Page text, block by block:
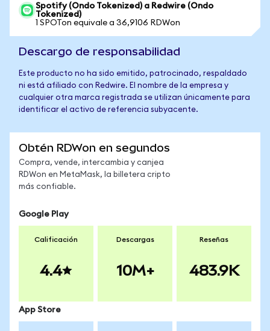
Spotify (Ondo Tokenized) a Redwire (Ondo
Tokenized)
1 SPOTon equivale a 36,9106 RDWon
Descargo de responsabilidad
Este producto no ha sido emitido, patrocinado, respaldado
ni está afiliado con Redwire. El nombre de la empresa y
cualquier otra marca registrada se utilizan únicamente para
identificar el activo de referencia subyacente.
Obtén RDWon en segundos
Compra, vende, intercambia y canjea
RDWon en MetaMask, la billetera cripto
más confiable.
Google Play
Calificación
4.4
Descargas
10M+
Reseñas
483.9K
App Store